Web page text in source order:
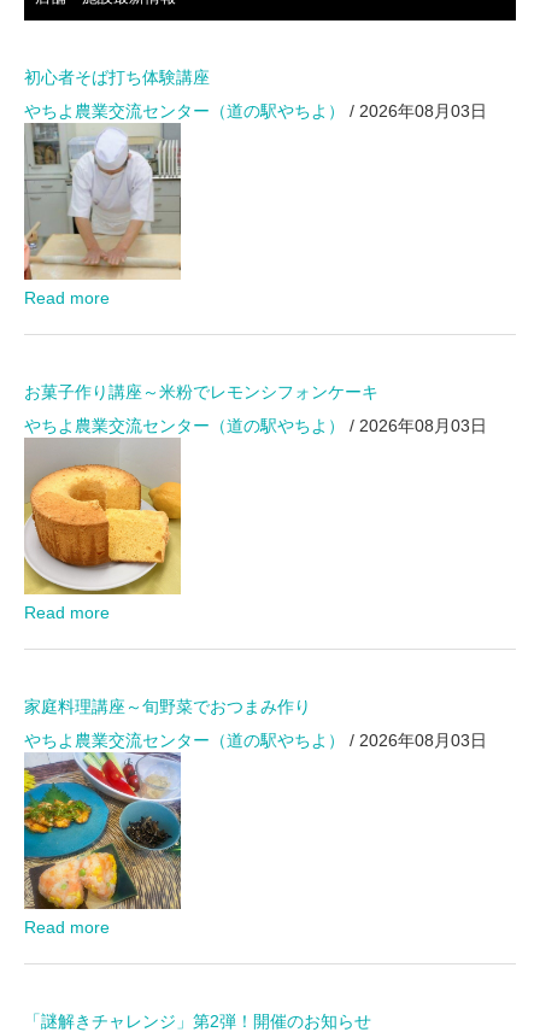
初心者そば打ち体験講座
やちよ農業交流センター（道の駅やちよ）
/ 2026年08月03日
Read more
お菓子作り講座～米粉でレモンシフォンケーキ
やちよ農業交流センター（道の駅やちよ）
/ 2026年08月03日
Read more
家庭料理講座～旬野菜でおつまみ作り
やちよ農業交流センター（道の駅やちよ）
/ 2026年08月03日
Read more
「謎解きチャレンジ」第2弾！開催のお知らせ